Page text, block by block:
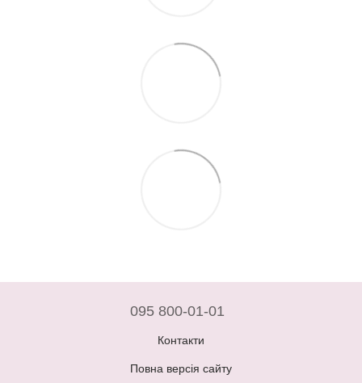
095 800-01-01
Контакти
Повна версія сайту